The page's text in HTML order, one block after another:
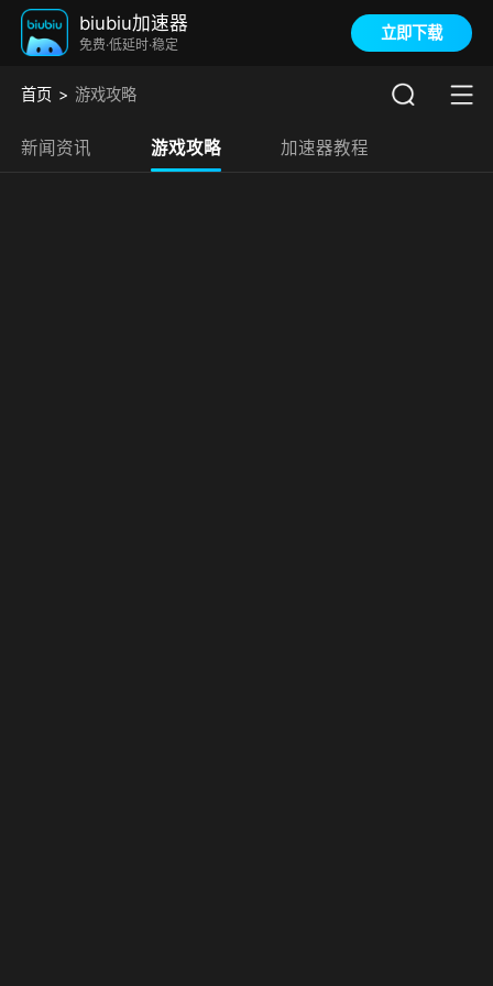
biubiu加速器
免费·低延时·稳定
立即下载
首页 游戏攻略
新闻资讯 游戏攻略 加速器教程